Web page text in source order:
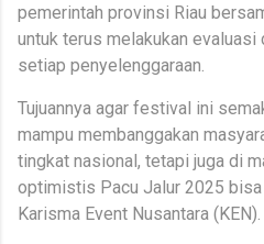
pemerintah provinsi Riau
untuk terus melakukan evaluasi
setiap penyelenggaraan.
Tujuannya agar festival ini
mampu membanggakan
tingkat nasional, tetapi juga di
optimistis Pacu Jalur 2025
Karisma Event Nusantara (KEN).